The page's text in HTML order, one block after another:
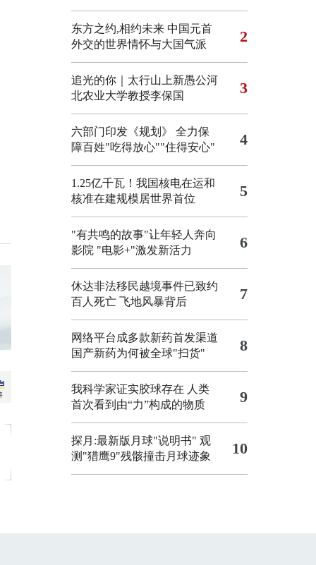
东方之约,相约未来 中国元首
外交的世界情怀与大国气派
2
追光的你｜太行山上新愚公河
北农业大学教授李保国
3
六部门印发《规划》 全力保
障百姓"吃得放心""住得安心"
4
1.25亿千瓦！我国核电在运和
核准在建规模居世界首位
5
"有共鸣的故事"让年轻人奔向
影院 "电影+"激发新活力 6
休达非法移民越境事件已致约
百人死亡 飞地风暴背后 7
网络平台成多款新药首发渠道
国产新药为何被全球"扫货"
8
我科学家证实胶球存在 人类
首次看到由“力”构成的物质
9
探月:最新版月球"说明书" 观
测"猎鹰9"残骸撞击月球迹象
10